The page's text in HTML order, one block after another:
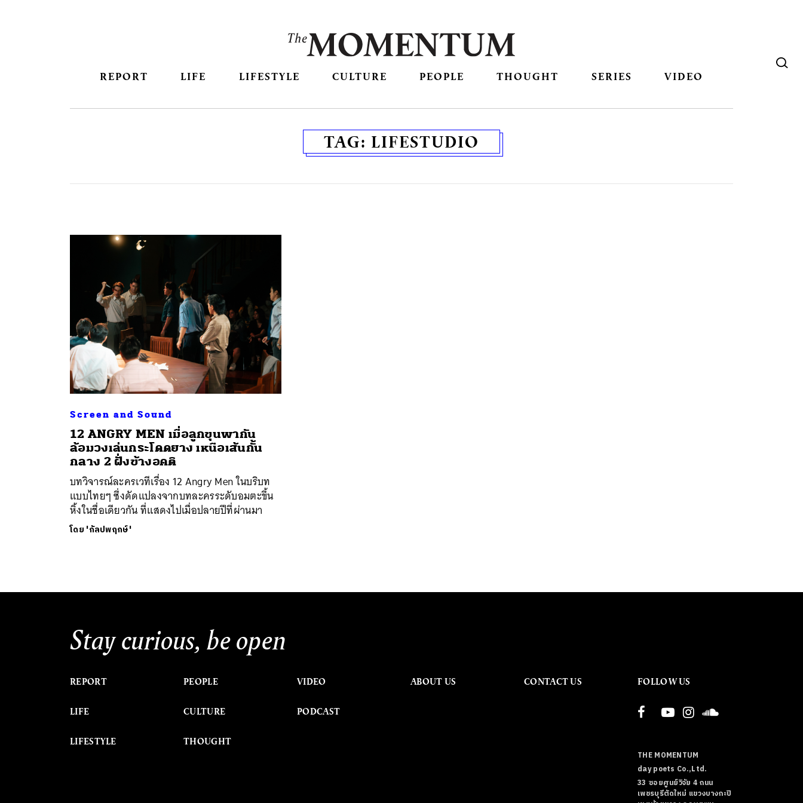
REPORT LIFE LIFESTYLE CULTURE PEOPLE THOUGHT SERIES VIDEO
TAG: LIFESTUDIO
Screen and Sound
12 ANGRY MEN เมื่อลูกขุนพากัน
ล้อมวงเล่นกระโดดยาง เหนือเส้นกั้น
กลาง 2 ฝั่งข้างอคติ
บทวิจารณ์ละครเวทีเรื่อง 12 Angry Men ในบริบท
แบบไทยๆ ซึ่งดัดแปลงจากบทละครระดับอมตะขึ้น
หิ้งในชื่อเดียวกัน ที่แสดงไปเมื่อปลายปีที่ผ่านมา
โดย 'กัลปพฤกษ์'
Stay curious, be open
REPORT
LIFE
LIFESTYLE
PEOPLE
CULTURE
THOUGHT
VIDEO
PODCAST
ABOUT US CONTACT US FOLLOW US
THE MOMENTUM
day poets Co.,Ltd.
33 ซอยศูนย์วิจัย 4 ถนน
เพชรบุรีตัดใหม่ แขวงบางกะปิ
ค้นหา